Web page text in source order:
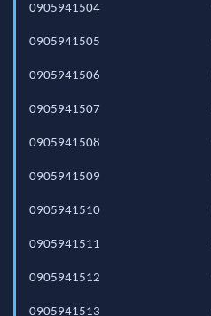
0905941504
0905941505
0905941506
0905941507
0905941508
0905941509
0905941510
0905941511
0905941512
0905941513